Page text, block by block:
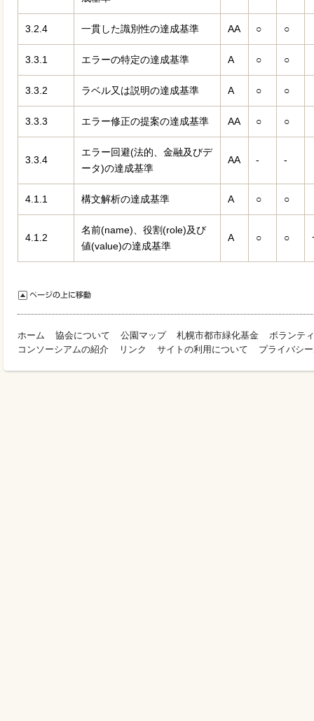
3.2.4 一貫した識別性の達成基準 AA ○ ○
3.3.1 エラーの特定の達成基準 A ○ ○
3.3.2 ラベル又は説明の達成基準 A ○ ○
3.3.3 エラー修正の提案の達成基準 AA ○ ○
3.3.4
エラー回避(法的、金融及びデ
ータ)の達成基準
AA - -
4.1.1 構文解析の達成基準 A ○ ○
4.1.2
名前(name)、役割(role)及び
値(value)の達成基準
A ○ ○
ホーム 協会について 公園マップ 札幌市都市緑化基金
ボランテ
コンソーシアムの紹介
リンク サイトの利用について プライバシ